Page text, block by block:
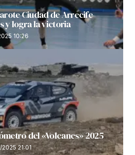
Ciudad de Arrecife
y logra la victoria
10:26
del «Volcanes» 2025
21:01